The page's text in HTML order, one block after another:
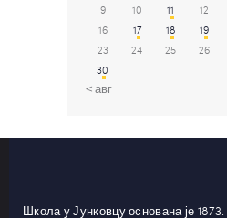
9
10 11 12
16
17 18 19
23
24 25 26
30
« авг
Школа у Јунковцу основана је